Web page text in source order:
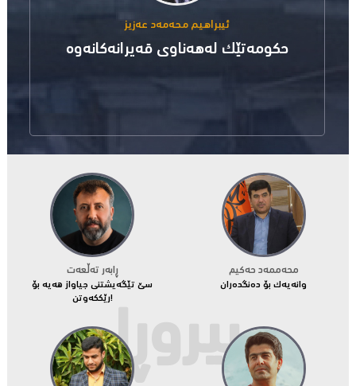
ئیبراهیم محه‌مه‌د عه‌زیز
حکومەتێک لەهەناوی قەیرانەکانەوە
بیروڕا
محه‌ممه‌د حه‌كیم
وانەیەک بۆ دەنگدەران
ڕابەر تەڵعەت
سێ تێگەیشتنی جیاواز هەیە بۆ
رێککەوتن!